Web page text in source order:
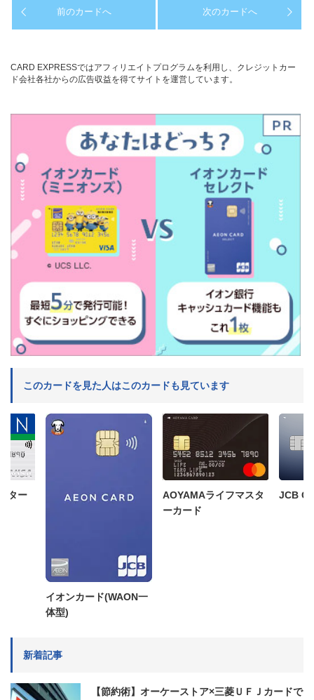
前のカードへ 次のカードへ
CARD EXPRESSではアフィリエイトプログラムを利用し、クレジットカー
ド会社各社からの広告収益を得てサイトを運営しています。
このカードを見た人はこのカードも見ています
ター
イオンカード(WAON一
体型)
AOYAMAライフマスタ
ーカード
JCB
新着記事
【節約術】オーケーストア×三菱ＵＦＪカードで